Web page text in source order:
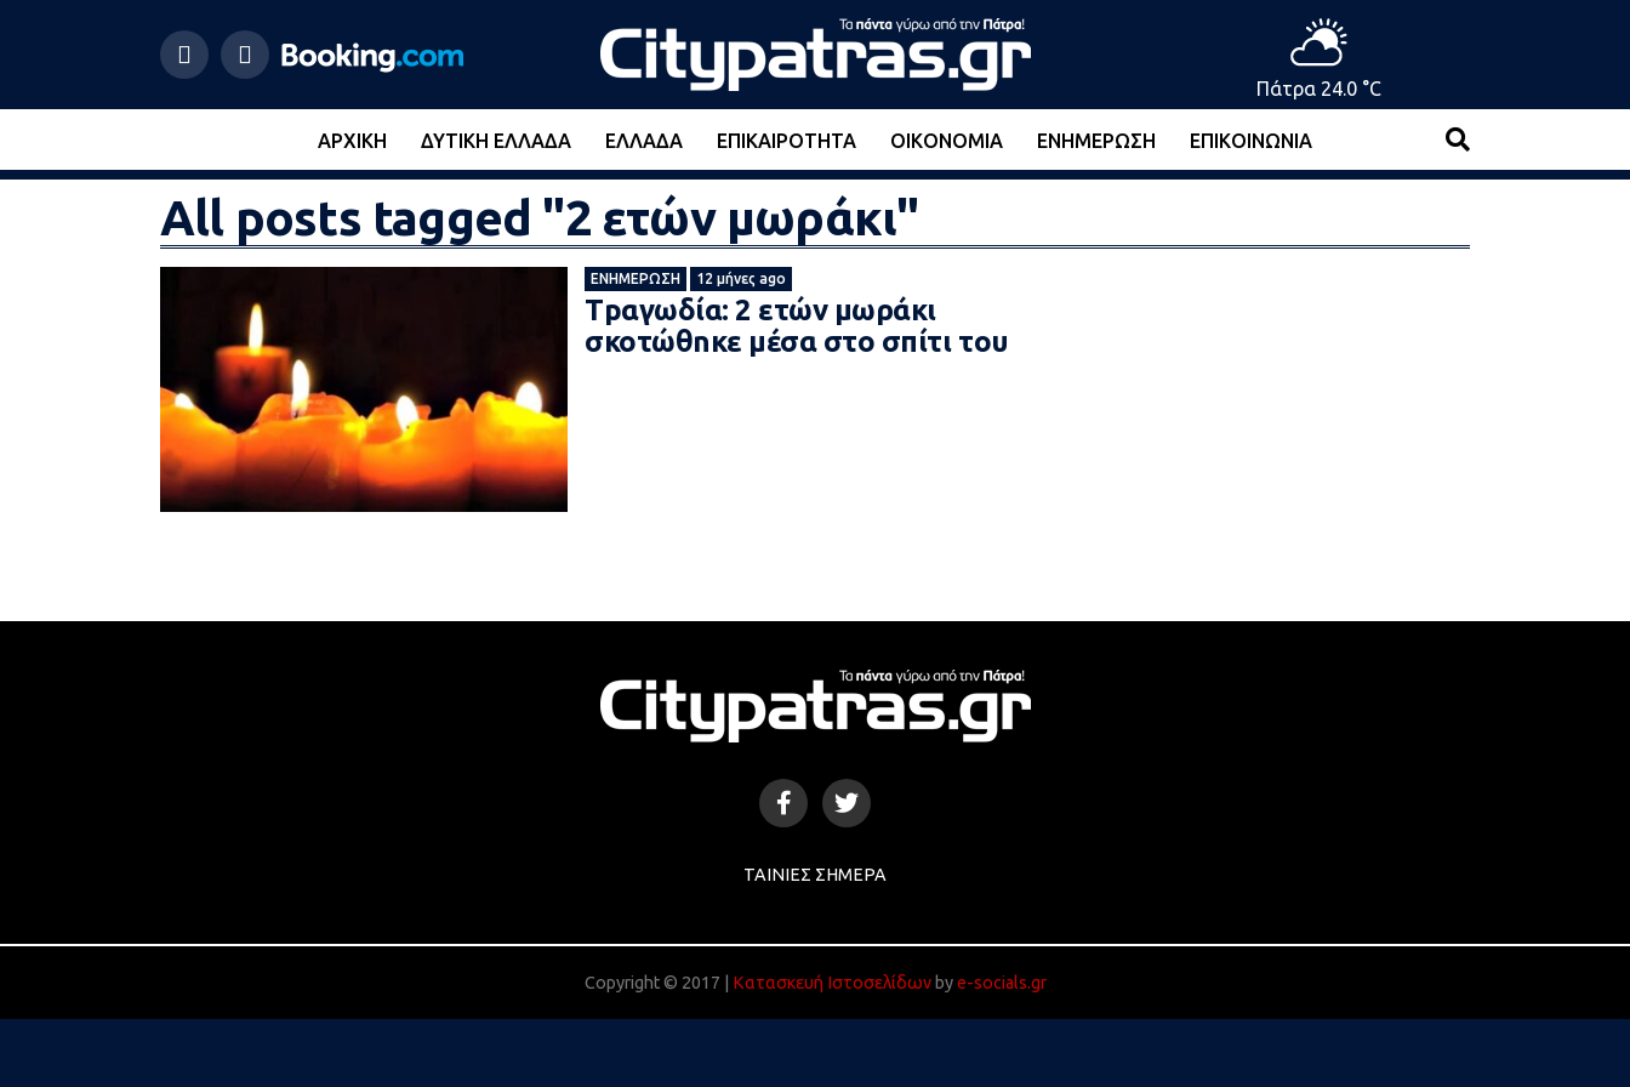
Πάτρα 24.0 °C
ΑΡΧΙΚΉ ΔΥΤΙΚΉ ΕΛΛΆΔΑ ΕΛΛΆΔΑ ΕΠΙΚΑΙΡΌΤΗΤΑ ΟΙΚΟΝΟΜΊΑ ΕΝΗΜΈΡΩΣΗ ΕΠΙΚΟΙΝΩΝΊΑ
All posts tagged "2 ετών μωράκι"
ΕΝΗΜΈΡΩΣΗ 12 μήνες ago
Τpαγωδία: 2 ετών μωράκι
σκοτώθnκε μέσα στο σπίτι του
ΤΑΙΝΊΕΣ ΣΉΜΕΡΑ
Copyright © 2017 | Κατασκευή Ιστοσελίδωνbye-socials.gr